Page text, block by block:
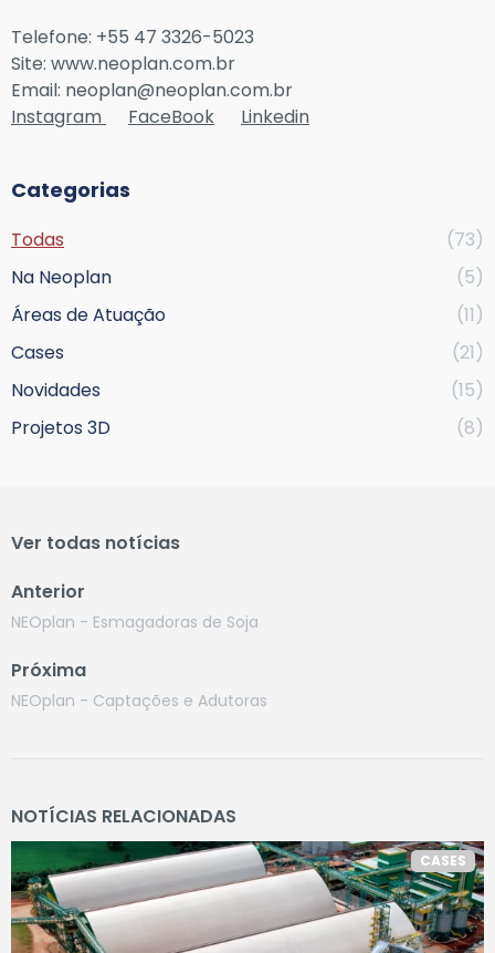
Telefone: +55 47 3326-5023
Site: www.neoplan.com.br
Email: neoplan@neoplan.com.br
Instagram
FaceBook Linkedin
Categorias
Todas
(73)
Na Neoplan
(5)
Áreas de Atuação
(11)
Cases
(21)
Novidades
(15)
Projetos 3D
(8)
Ver todas notícias
Anterior
NEOplan - Esmagadoras de Soja
Próxima
NEOplan - Captações e Adutoras
NOTÍCIAS RELACIONADAS
CASES